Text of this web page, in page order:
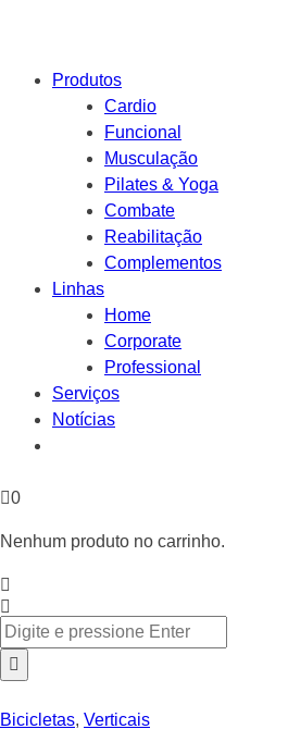
Produtos
Cardio
Funcional
Musculação
Pilates & Yoga
Combate
Reabilitação
Complementos
Linhas
Home
Corporate
Professional
Serviços
Notícias
0
Nenhum produto no carrinho.
Bicicletas, Verticais